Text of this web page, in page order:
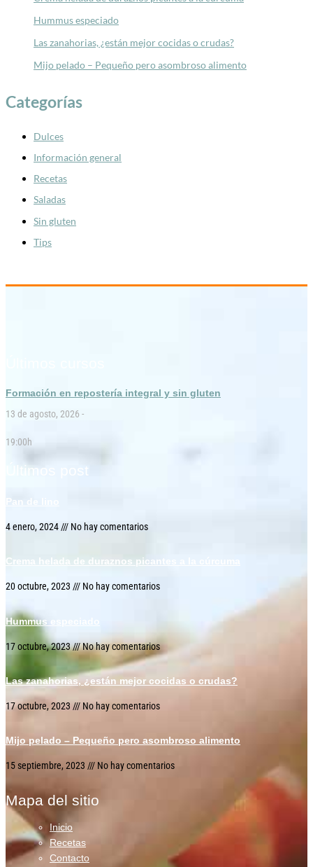
Hummus especiado
Las zanahorias, ¿están mejor cocidas o crudas?
Mijo pelado – Pequeño pero asombroso alimento
Categorías
Dulces
Información general
Recetas
Saladas
Sin gluten
Tips
Formación en repostería integral y sin gluten
13 de agosto, 2026 -
19:00h
Últimos post
Pan de lino
4 enero, 2024 No hay comentarios
Crema helada de duraznos picantes a la cúrcuma
20 octubre, 2023 No hay comentarios
Hummus especiado
17 octubre, 2023 No hay comentarios
Las zanahorias, ¿están mejor cocidas o crudas?
17 octubre, 2023 No hay comentarios
Mijo pelado – Pequeño pero asombroso alimento
15 septiembre, 2023 No hay comentarios
Mapa del sitio
Inicio
Recetas
Contacto